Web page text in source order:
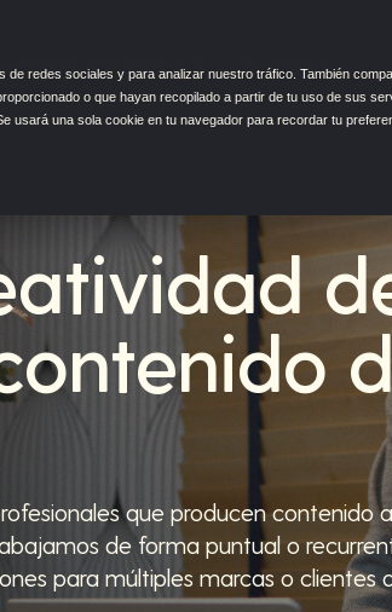
redes sociales y para analizar nuestro tráfico. También
o que hayan recopilado a partir de tu uso de sus
una sola cookie en tu navegador para recordar tu
Servicios puntuales Sectores
que producen contenido
de forma puntual o
para múltiples marcas o clientes